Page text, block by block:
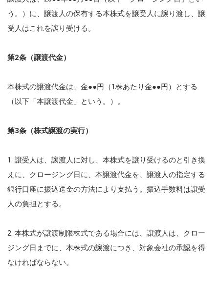
う。）に、譲渡人の保有する本株式を譲受人に譲り渡し、譲
受人はこれを譲り受ける。
第2条（譲渡代金）
本株式の譲渡代金は、金●●円（1株あたり金●●円）とする
（以下「本譲渡代金」という。）。
第3条（株式譲渡の実行）
1. 譲受人は、譲渡人に対し、本株式を譲り受けるのと引き換
えに、クロージング日に、本譲渡代金を、譲渡人の指定する
銀行口座に振込送金の方法により支払う。振込手数料は譲受
人の負担とする。
2. 本株式が譲渡制限株式である場合には、譲渡人は、クロー
ジング日までに、本株式の譲渡につき、対象会社の承認を得
なければならない。